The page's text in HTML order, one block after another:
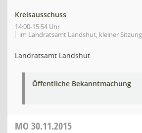
Kreisausschuss
14:00-15:54 Uhr
im Landratsamt Landshut, kleiner
Landratsamt Landshut
Öffentliche Bekanntmachung
MO 30.11.2015